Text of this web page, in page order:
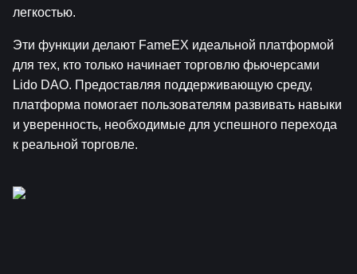
легкостью.
Эти функции делают FameEX идеальной платформой
для тех, кто только начинает торговлю фьючерсами
Lido DAO. Предоставляя поддерживающую среду,
платформа помогает пользователям развивать навыки
и уверенность, необходимые для успешного перехода
к реальной торговле.